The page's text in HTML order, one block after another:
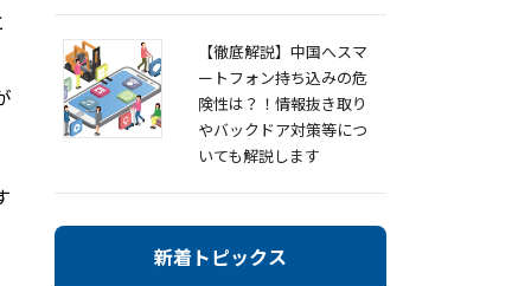
【徹底解説】中国へスマ
ートフォン持ち込みの危
険性は？！情報抜き取り
やバックドア対策等につ
いても解説します
新着トピックス